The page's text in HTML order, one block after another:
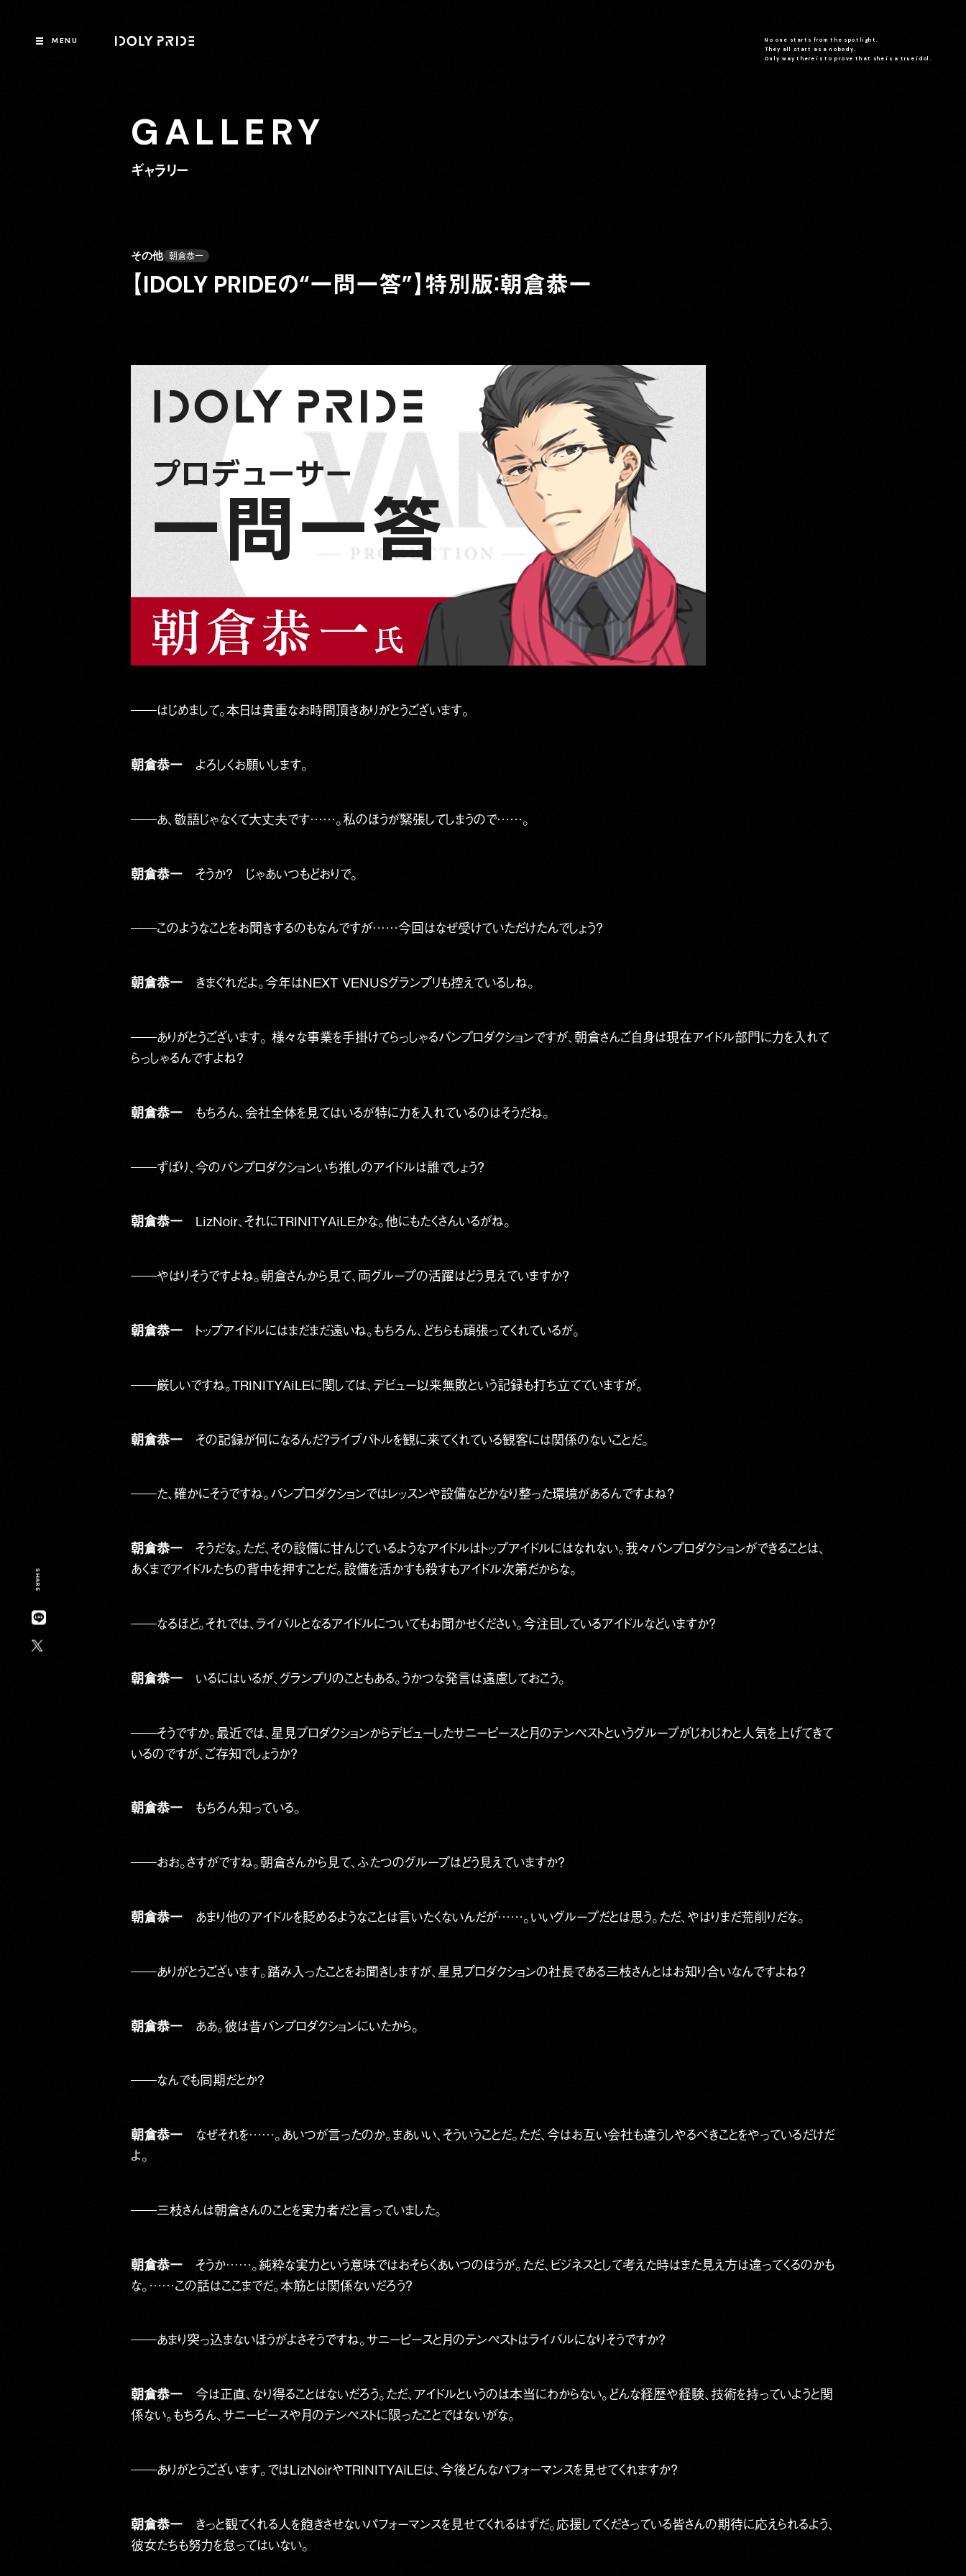
MENU
No one starts from the spotlight.
They all start as a nobody.
Only way there is to prove that she is a true idol.
GALLERY
ギャラリー
その他 朝倉恭一
【IDOLY PRIDEの“一問一答”】特別版：朝倉恭一
――はじめまして。本日は貴重なお時間頂きありがとうございます。
朝倉恭一 よろしくお願いします。
――あ、敬語じゃなくて大丈夫です……。私のほうが緊張してしまうので……。
朝倉恭一 そうか？ じゃあいつもどおりで。
――このようなことをお聞きするのもなんですが……今回はなぜ受けていただけたんでしょう？
朝倉恭一 きまぐれだよ。今年はNEXT VENUSグランプリも控えているしね。
――ありがとうございます。 様々な事業を手掛けてらっしゃるバンプロダクションですが、朝倉さんご自身は現在アイドル部門に力を入れて
らっしゃるんですよね？
朝倉恭一 もちろん、会社全体を見てはいるが特に力を入れているのはそうだね。
――ずばり、今のバンプロダクションいち推しのアイドルは誰でしょう？
朝倉恭一 LizNoir、それにTRINITYAiLEかな。他にもたくさんいるがね。
――やはりそうですよね。朝倉さんから見て、両グループの活躍はどう見えていますか？
朝倉恭一 トップアイドルにはまだまだ遠いね。もちろん、どちらも頑張ってくれているが。
――厳しいですね。TRINITYAiLEに関しては、デビュー以来無敗という記録も打ち立てていますが。
朝倉恭一 その記録が何になるんだ？ライブバトルを観に来てくれている観客には関係のないことだ。
――た、確かにそうですね。バンプロダクションではレッスンや設備などかなり整った環境があるんですよね？
朝倉恭一 そうだな。ただ、その設備に甘んじているようなアイドルはトップアイドルにはなれない。我々バンプロダクションができることは、
あくまでアイドルたちの背中を押すことだ。設備を活かすも殺すもアイドル次第だからな。
――なるほど。それでは、ライバルとなるアイドルについてもお聞かせください。今注目しているアイドルなどいますか？
朝倉恭一 いるにはいるが、グランプリのこともある。うかつな発言は遠慮しておこう。
――そうですか。最近では、星見プロダクションからデビューしたサニーピースと月のテンペストというグループがじわじわと人気を上げてきて
いるのですが、ご存知でしょうか？
朝倉恭一 もちろん知っている。
――おお。さすがですね。朝倉さんから見て、ふたつのグループはどう見えていますか？
朝倉恭一 あまり他のアイドルを貶めるようなことは言いたくないんだが……。いいグループだとは思う。ただ、やはりまだ荒削りだな。
――ありがとうございます。踏み入ったことをお聞きしますが、星見プロダクションの社長である三枝さんとはお知り合いなんですよね？
朝倉恭一 ああ。彼は昔バンプロダクションにいたから。
――なんでも同期だとか？
朝倉恭一 なぜそれを……。あいつが言ったのか。まあいい、そういうことだ。ただ、今はお互い会社も違うしやるべきことをやっているだけだ
よ。
――三枝さんは朝倉さんのことを実力者だと言っていました。
朝倉恭一 そうか……。純粋な実力という意味ではおそらくあいつのほうが。ただ、ビジネスとして考えた時はまた見え方は違ってくるのかも
な。……この話はここまでだ。本筋とは関係ないだろう？
――あまり突っ込まないほうがよさそうですね。サニーピースと月のテンペストはライバルになりそうですか？
朝倉恭一 今は正直、なり得ることはないだろう。ただ、アイドルというのは本当にわからない。どんな経歴や経験、技術を持っていようと関
係ない。もちろん、サニーピースや月のテンペストに限ったことではないがな。
――ありがとうございます。ではLizNoirやTRINITYAiLEは、今後どんなパフォーマンスを見せてくれますか？
朝倉恭一 きっと観てくれる人を飽きさせないパフォーマンスを見せてくれるはずだ。応援してくださっている皆さんの期待に応えられるよう、
彼女たちも努力を怠ってはいない。
SHARE